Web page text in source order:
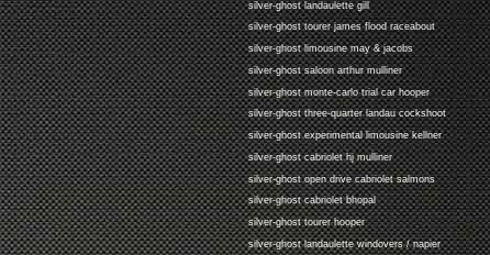
silver-ghost landaulette gill
silver-ghost tourer james flood raceabout
silver-ghost limousine may & jacobs
silver-ghost saloon arthur mulliner
silver-ghost monte-carlo trial car hooper
silver-ghost three-quarter landau cockshoot
silver-ghost experimental limousine kellner
silver-ghost cabriolet hj mulliner
silver-ghost open drive cabriolet salmons
silver-ghost cabriolet bhopal
silver-ghost tourer hooper
silver-ghost landaulette windovers / napier